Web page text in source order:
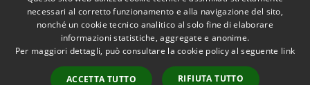
verde e transizione
ecologica
Missione 1 -
Digitalizzazione,
innovazione,
necessari al corretto funzionamento e alla navigazione del sito,
nonché un cookie tecnico analitico al solo fine di elaborare
informazioni statistiche, aggregate e anonime.
Per maggiori dettagli, può consultare la cookie policy al seguente link
ACCETTA TUTTO RIFIUTA TUTTO